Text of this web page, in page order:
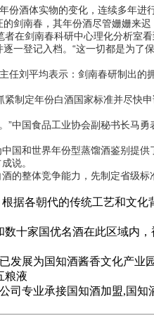
酒体实物的变化，连续多年进
剑南春，其年份酒尽管姗姗来迟
在剑南春科研中心理化分析
登记入档。“这一切都是为了
刘平均表示：剑南春研制出的
定年份白酒国家标准并尽快
国食品工业协会副秘书长马
和世界年份型蒸馏酒鉴别提供
说。
整体竞争能力，先制定省级
据各朝代的传统工艺和文
十家国优名酒在此区域内
展为国知酒酱香文化产
粮液
专业承接国知酒加盟,国知